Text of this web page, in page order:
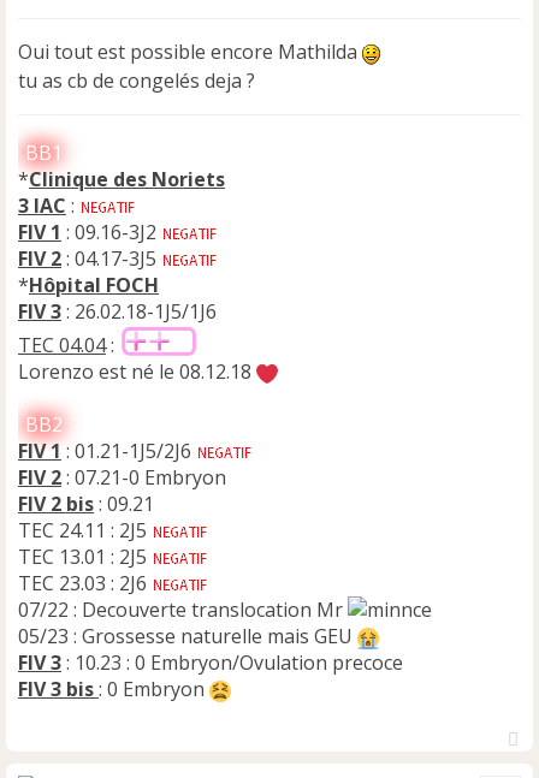
a
g
n
o
n
u
Oui tout est possible encore Mathilda
tu as cb de congelés deja ?
BB1
*Clinique des Noriets
3 IAC :
FIV 1 : 09.16-3J2
FIV 2: 04.17-3J5
*Hôpital FOCH
FIV 3: 26.02.18-1J5/1J6
TEC 04.04:
Lorenzo est né le 08.12.18
BB2
FIV 1 : 01.21-1J5/2J6
FIV 2: 07.21-0 Embryon
FIV 2 bis: 09.21
TEC 24.11 : 2J5
TEC 13.01 : 2J5
TEC 23.03 : 2J6
07/22 : Decouverte translocation Mr
05/23 : Grossesse naturelle mais GEU
FIV 3: 10.23 : 0 Embryon/Ovulation precoce
FIV 3 bis: 0 Embryon